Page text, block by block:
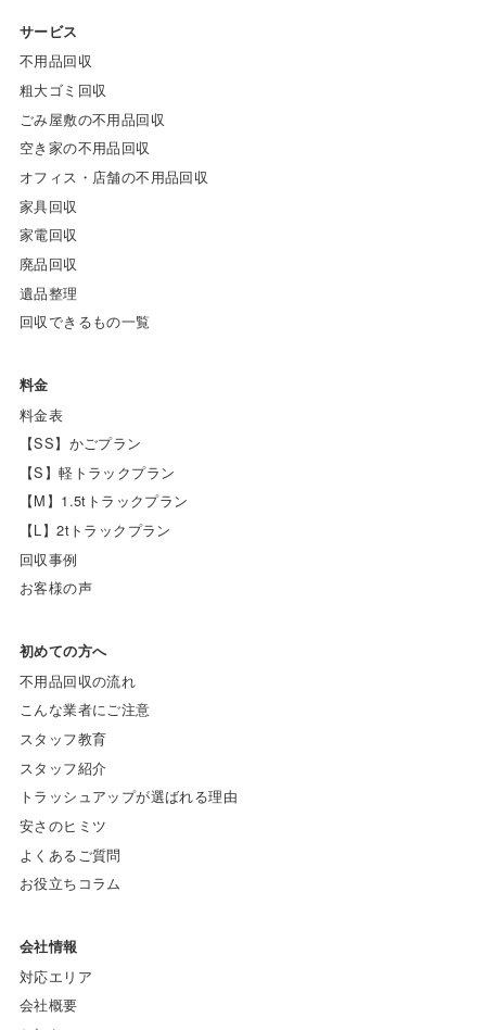
サービス
不用品回収
粗大ゴミ回収
ごみ屋敷の不用品回収
空き家の不用品回収
オフィス・店舗の不用品回収
家具回収
家電回収
廃品回収
遺品整理
回収できるもの一覧
料金
料金表
【SS】かごプラン
【S】軽トラックプラン
【M】1.5tトラックプラン
【L】2tトラックプラン
回収事例
お客様の声
初めての方へ
不用品回収の流れ
こんな業者にご注意
スタッフ教育
スタッフ紹介
トラッシュアップが選ばれる理由
安さのヒミツ
よくあるご質問
お役立ちコラム
会社情報
対応エリア
会社概要